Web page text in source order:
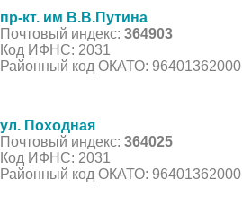
пр-кт. им В.В.Путина
Почтовый индекс: 364903
Код ИФНС: 2031
Районный код ОКАТО: 96401362000
ул. Походная
Почтовый индекс: 364025
Код ИФНС: 2031
Районный код ОКАТО: 96401362000